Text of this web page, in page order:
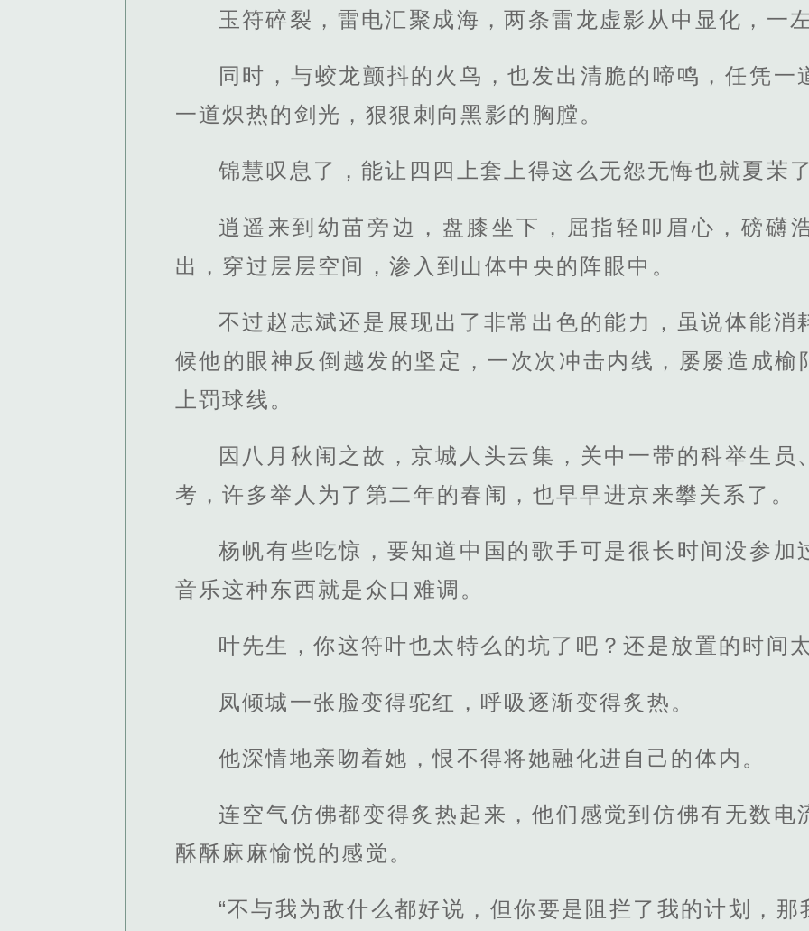
玉符碎裂，雷电汇聚成海，两条雷龙虚影从中显化，一
同时，与蛟龙颤抖的火鸟，也发出清脆的啼鸣，任凭一
一道炽热的剑光，狠狠刺向黑影的胸膛。
锦慧叹息了，能让四四上套上得这么无怨无悔也就夏茉
逍遥来到幼苗旁边，盘膝坐下，屈指轻叩眉心，磅礴
出，穿过层层空间，渗入到山体中央的阵眼中。
不过赵志斌还是展现出了非常出色的能力，虽说体能消
候他的眼神反倒越发的坚定，一次次冲击内线，屡屡造成榆
上罚球线。
因八月秋闱之故，京城人头云集，关中一带的科举生员
考，许多举人为了第二年的春闱，也早早进京来攀关系了。
杨帆有些吃惊，要知道中国的歌手可是很长时间没参加
音乐这种东西就是众口难调。
叶先生，你这符叶也太特么的坑了吧？还是放置的时间
凤倾城一张脸变得驼红，呼吸逐渐变得炙热。
他深情地亲吻着她，恨不得将她融化进自己的体内。
连空气仿佛都变得炙热起来，他们感觉到仿佛有无数电
酥酥麻麻愉悦的感觉。
“不与我为敌什么都好说，但你要是阻拦了我的计划，